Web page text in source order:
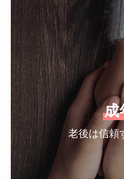
成
老後は信頼